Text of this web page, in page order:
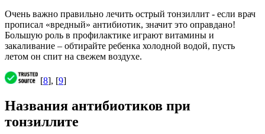
Очень важно правильно лечить острый тонзиллит - если врач
прописал «вредный» антибиотик, значит это оправдано!
Большую роль в профилактике играют витамины и
закаливание – обтирайте ребенка холодной водой, пусть
летом он спит на свежем воздухе.
[8], [9]
Названия антибиотиков при
тонзиллите